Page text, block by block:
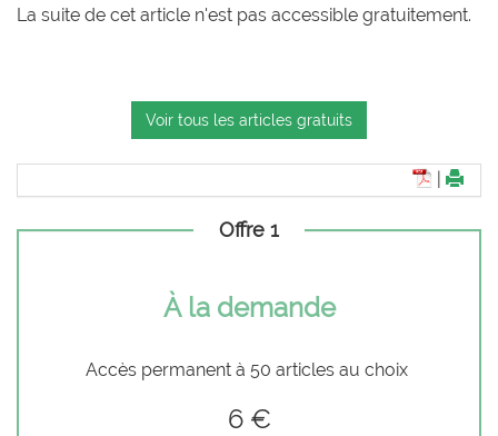
La suite de cet article n'est pas accessible gratuitement.
Voir tous les articles gratuits
Offre 1
À la demande
Accès permanent à 50 articles au choix
6 €